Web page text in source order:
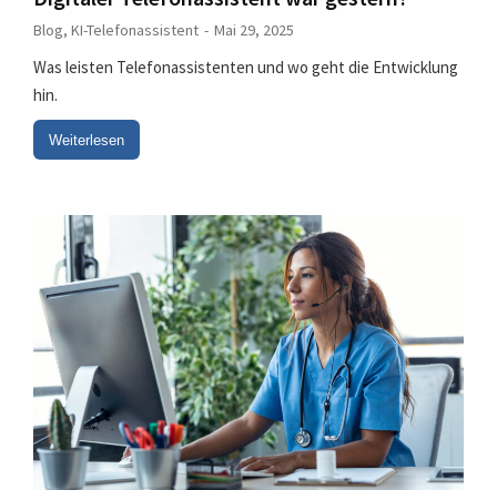
Blog, KI-Telefonassistent Mai 29, 2025
Was leisten Telefonassistenten und wo geht die Entwicklung
hin.
Weiterlesen